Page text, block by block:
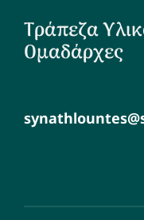
Τράπεζα
Ομαδάρχες